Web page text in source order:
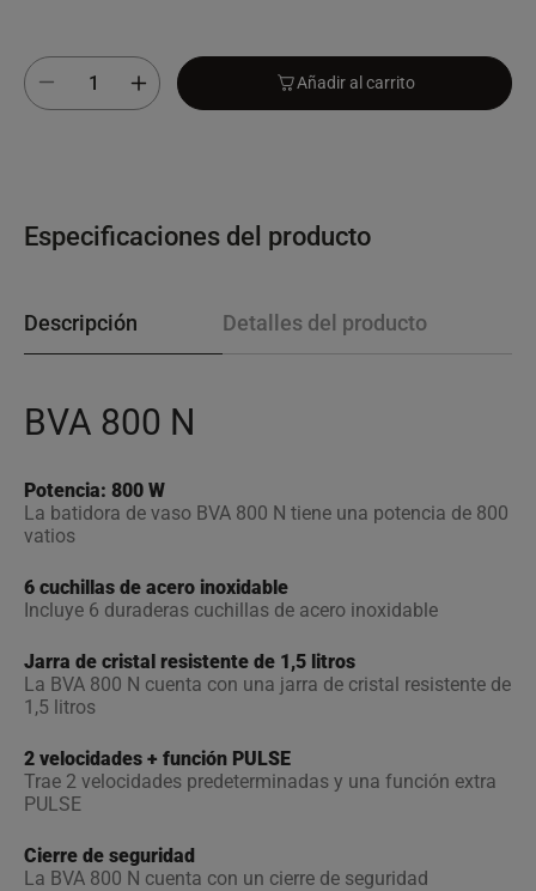
Añadir al carrito
Especificaciones del producto
Descripción Detalles del producto
BVA 800 N
Potencia: 800 W
La batidora de vaso BVA 800 N tiene una potencia de 800
vatios
6 cuchillas de acero inoxidable
Incluye 6 duraderas cuchillas de acero inoxidable
Jarra de cristal resistente de 1,5 litros
La BVA 800 N cuenta con una jarra de cristal resistente de
1,5 litros
2 velocidades + función PULSE
Trae 2 velocidades predeterminadas y una función extra
PULSE
Cierre de seguridad
La BVA 800 N cuenta con un cierre de seguridad